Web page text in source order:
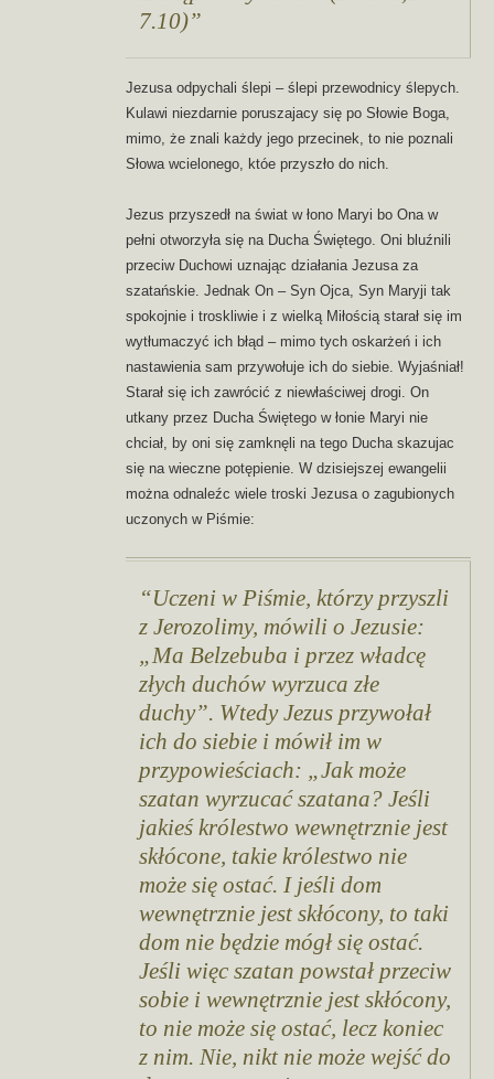
7.10)
Jezusa odpychali ślepi – ślepi przewodnicy ślepych.
Kulawi niezdarnie poruszajacy się po Słowie Boga,
mimo, że znali każdy jego przecinek, to nie poznali
Słowa wcielonego, któe przyszło do nich.
Jezus przyszedł na świat w łono Maryi bo Ona w
pełni otworzyła się na Ducha Świętego. Oni bluźnili
przeciw Duchowi uznając działania Jezusa za
szatańskie. Jednak On – Syn Ojca, Syn Maryji tak
spokojnie i troskliwie i z wielką Miłością starał się im
wytłumaczyć ich błąd – mimo tych oskarżeń i ich
nastawienia sam przywołuje ich do siebie. Wyjaśniał!
Starał się ich zawrócić z niewłaściwej drogi. On
utkany przez Ducha Świętego w łonie Maryi nie
chciał, by oni się zamknęli na tego Ducha skazujac
się na wieczne potępienie. W dzisiejszej ewangelii
można odnaleźc wiele troski Jezusa o zagubionych
uczonych w Piśmie:
Uczeni w Piśmie, którzy przyszli
z Jerozolimy, mówili o Jezusie:
„Ma Belzebuba i przez władcę
złych duchów wyrzuca złe
duchy”. Wtedy Jezus przywołał
ich do siebie i mówił im w
przypowieściach: „Jak może
szatan wyrzucać szatana? Jeśli
jakieś królestwo wewnętrznie jest
skłócone, takie królestwo nie
może się ostać. I jeśli dom
wewnętrznie jest skłócony, to taki
dom nie będzie mógł się ostać.
Jeśli więc szatan powstał przeciw
sobie i wewnętrznie jest skłócony,
to nie może się ostać, lecz koniec
z nim. Nie, nikt nie może wejść do